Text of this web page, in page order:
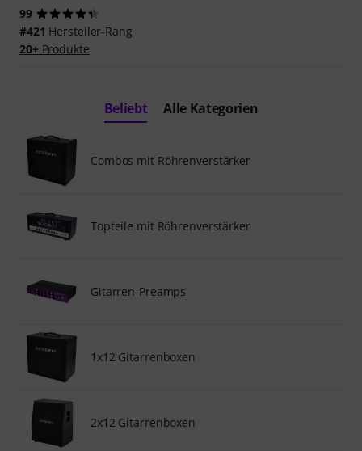
99
#421 Hersteller-Rang
20+Produkte
Beliebt Alle Kategorien
Combos mit Röhrenverstärker
Topteile mit Röhrenverstärker
Gitarren-Preamps
1x12 Gitarrenboxen
2x12 Gitarrenboxen